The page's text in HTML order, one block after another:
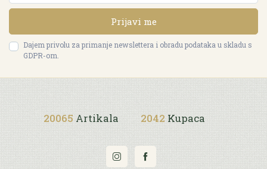
Prijavi me
Dajem privolu za primanje newslettera i obradu podataka u skladu s
GDPR-om.
20065 Artikala 2042 Kupaca